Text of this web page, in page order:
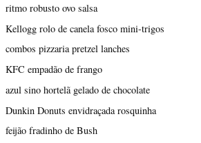
ritmo robusto ovo salsa
Kellogg rolo de canela fosco mini-trigos
combos pizzaria pretzel lanches
KFC empadão de frango
azul sino hortelã gelado de chocolate
Dunkin Donuts envidraçada rosquinha
feijão fradinho de Bush